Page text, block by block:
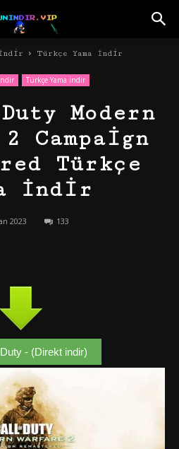
Türkçe Yama İndir
Türkçe Yama İndir
Modern
Campaign
Türkçe
İndir
2023 133
- (Direkt indir)